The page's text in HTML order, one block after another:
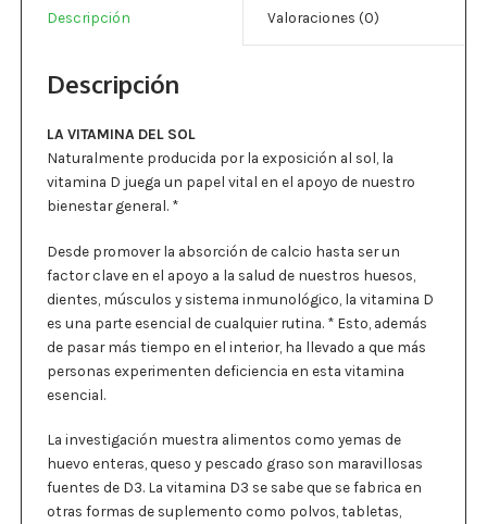
Salud Visual
Descripción Valoraciones (0)
Descripción
LA VITAMINA DEL SOL
Naturalmente producida por la exposición al sol, la
vitamina D juega un papel vital en el apoyo de nuestro
bienestar general. *
Desde promover la absorción de calcio hasta ser un
factor clave en el apoyo a la salud de nuestros huesos,
dientes, músculos y sistema inmunológico, la vitamina D
es una parte esencial de cualquier rutina. * Esto, además
de pasar más tiempo en el interior, ha llevado a que más
personas experimenten deficiencia en esta vitamina
esencial.
La investigación muestra alimentos como yemas de
huevo enteras, queso y pescado graso son maravillosas
fuentes de D3. La vitamina D3 se sabe que se fabrica en
otras formas de suplemento como polvos, tabletas,